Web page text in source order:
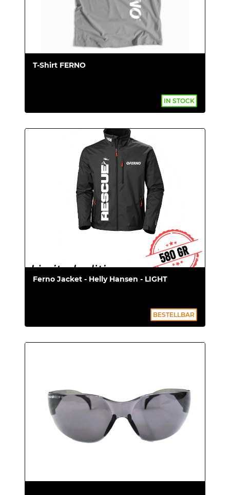
T-Shirt FERNO
IN STOCK
Ferno Jacket - Helly Hansen - LIGHT
BESTELLBAR